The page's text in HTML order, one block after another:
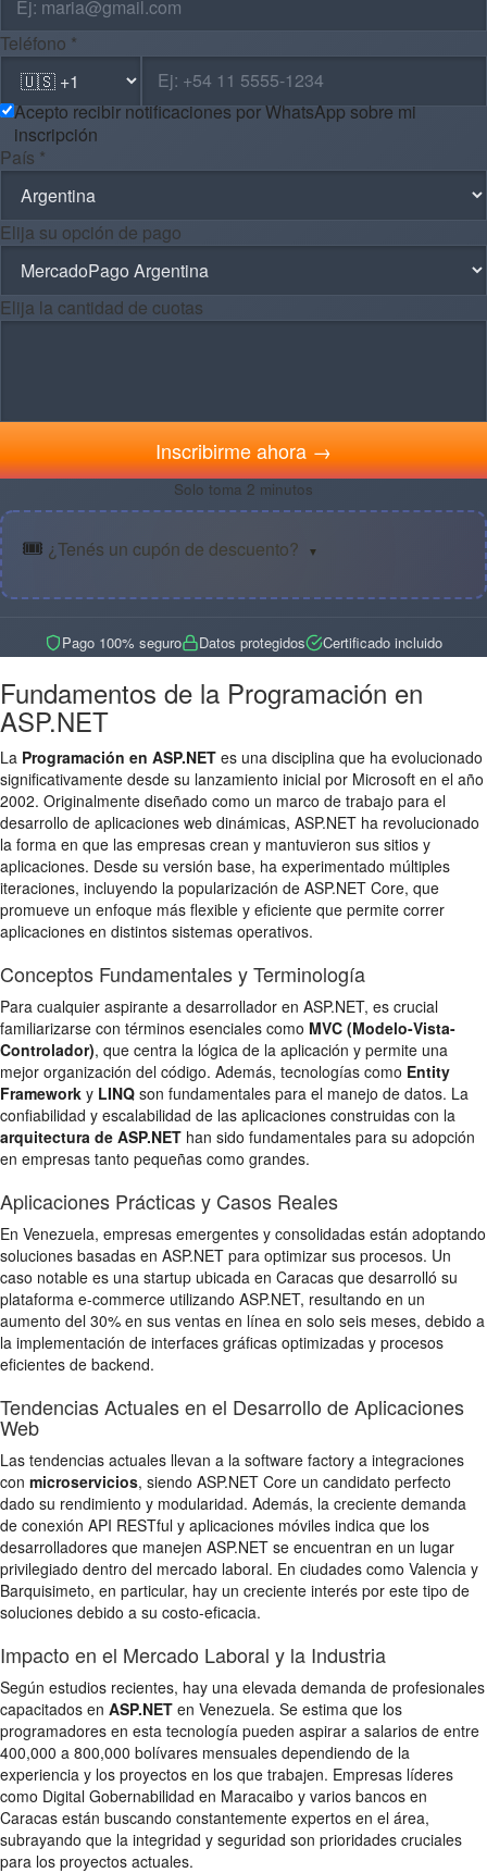
Teléfono *
Acepto recibir notificaciones por WhatsApp sobre mi
inscripción
País *
Elija su opción de pago
Elija la cantidad de cuotas
Inscribirme ahora →
Solo toma 2 minutos
🎟️ ¿Tenés un cupón de descuento? ▼
Pago 100% seguro Datos protegidos Certificado incluido
Fundamentos de la Programación en
ASP.NET
La Programación en ASP.NET es una disciplina que ha evolucionado
significativamente desde su lanzamiento inicial por Microsoft en el año
2002. Originalmente diseñado como un marco de trabajo para el
desarrollo de aplicaciones web dinámicas, ASP.NET ha revolucionado
la forma en que las empresas crean y mantuvieron sus sitios y
aplicaciones. Desde su versión base, ha experimentado múltiples
iteraciones, incluyendo la popularización de ASP.NET Core, que
promueve un enfoque más flexible y eficiente que permite correr
aplicaciones en distintos sistemas operativos.
Conceptos Fundamentales y Terminología
Para cualquier aspirante a desarrollador en ASP.NET, es crucial
familiarizarse con términos esenciales como MVC (Modelo-Vista-
Controlador), que centra la lógica de la aplicación y permite una
mejor organización del código. Además, tecnologías como Entity
Framework y LINQ son fundamentales para el manejo de datos. La
confiabilidad y escalabilidad de las aplicaciones construidas con la
arquitectura de ASP.NET han sido fundamentales para su adopción
en empresas tanto pequeñas como grandes.
Aplicaciones Prácticas y Casos Reales
En Venezuela, empresas emergentes y consolidadas están adoptando
soluciones basadas en ASP.NET para optimizar sus procesos. Un
caso notable es una startup ubicada en Caracas que desarrolló su
plataforma e-commerce utilizando ASP.NET, resultando en un
aumento del 30% en sus ventas en línea en solo seis meses, debido a
la implementación de interfaces gráficas optimizadas y procesos
eficientes de backend.
Tendencias Actuales en el Desarrollo de Aplicaciones
Web
Las tendencias actuales llevan a la software factory a integraciones
con microservicios, siendo ASP.NET Core un candidato perfecto
dado su rendimiento y modularidad. Además, la creciente demanda
de conexión API RESTful y aplicaciones móviles indica que los
desarrolladores que manejen ASP.NET se encuentran en un lugar
privilegiado dentro del mercado laboral. En ciudades como Valencia y
Barquisimeto, en particular, hay un creciente interés por este tipo de
soluciones debido a su costo-eficacia.
Impacto en el Mercado Laboral y la Industria
Según estudios recientes, hay una elevada demanda de profesionales
capacitados en ASP.NET en Venezuela. Se estima que los
programadores en esta tecnología pueden aspirar a salarios de entre
400,000 a 800,000 bolívares mensuales dependiendo de la
experiencia y los proyectos en los que trabajen. Empresas líderes
como Digital Gobernabilidad en Maracaibo y varios bancos en
Caracas están buscando constantemente expertos en el área,
subrayando que la integridad y seguridad son prioridades cruciales
para los proyectos actuales.